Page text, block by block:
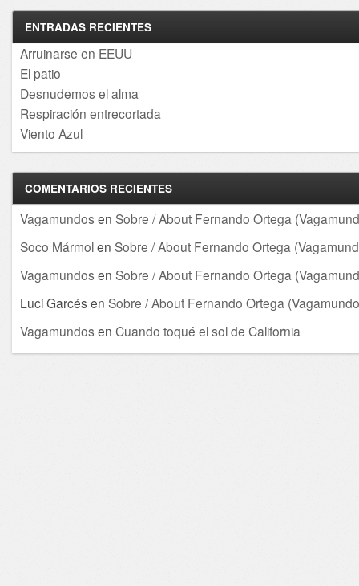
ENTRADAS RECIENTES
Arruinarse en EEUU
El patio
Desnudemos el alma
Respiración entrecortada
Viento Azul
COMENTARIOS RECIENTES
Vagamundos en Sobre / About Fernando Ortega
Soco Mármolen Sobre / About Fernando Ortega
Vagamundos en Sobre / About Fernando Ortega
Luci Garcés en Sobre / About Fernando Ortega
Vagamundos en Cuando toqué el sol de California